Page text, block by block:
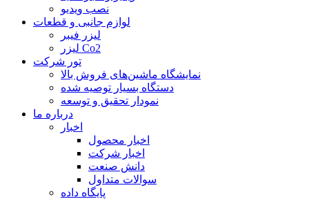
نصب ویدیو
لوازم جانبی و قطعات
لیزر فیبر
لیزر Co2
تور شرکت
نمایشگاه ماشین‌های فروش بالا
دستگاه بسیار توصیه شده
نمودار تحقیق و توسعه
درباره ما
اخبار
اخبار محصول
اخبار شرکت
دانش صنعت
سوالات متداول
پایگاه داده